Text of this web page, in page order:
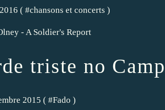
( #chansons et concerts )
- A Soldier's Report
triste no
2015 ( #Fado )